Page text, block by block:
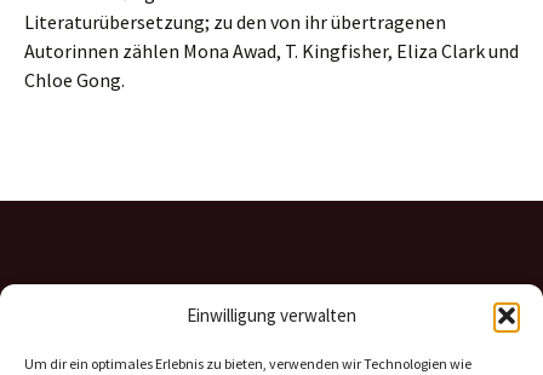
Einwilligung verwalten
Um dir ein optimales Erlebnis zu bieten, verwenden wir Technologien wie
Literaturübersetzung; zu den von ihr über­tra­ge­nen
Autorinnen zählen Mona Awad, T. Kingfisher, Eliza Clark und
Chloe Gong.